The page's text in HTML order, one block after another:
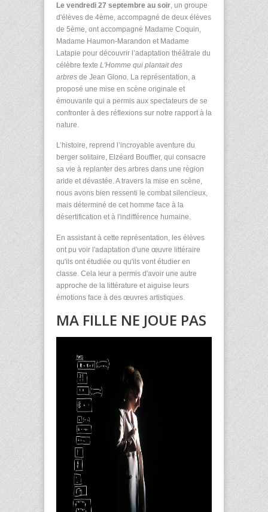
Le vendredi 27 septembre au soir , un groupe
d'élèves de 4ème, accompagné de deux élèves
de 5ème, ont accompagné Madame Coquin,
Madame Haumon-Marandon et Madame
Latapie pour découvrir l’adaptation théâtrale du
célèbre texte L'Homme qui plantait des
arbres de Jean Giono. La représentation, a
proposé une mise en scène originale et
émouvante qui a permis aux spectateurs de se
confronter à des réflexions sur notre rapport à la
nature.
L’histoire, reprend l’incroyable aventure du
berger solitaire, Elzéard Bouffier, qui consacre
sa vie à replanter des arbres dans une région
aride et dévastée. A travers la mise en scène,
nous avons bien ressenti le combat silencieux,
mais déterminé de cet homme face à la
désertification et à l'indifférence humaine.
En assistant à cette représentation, les élèves
ont pu voir l'adaptation d'une œuvre littéraire
qu'ils ont étudiée ou qu'ils vont étudier en
classe. Cela leur a permis d'avoir une autre
approche de la littérature et aiguise leurs
émotions face à des œuvres artistiques.
MA FILLE NE JOUE PAS